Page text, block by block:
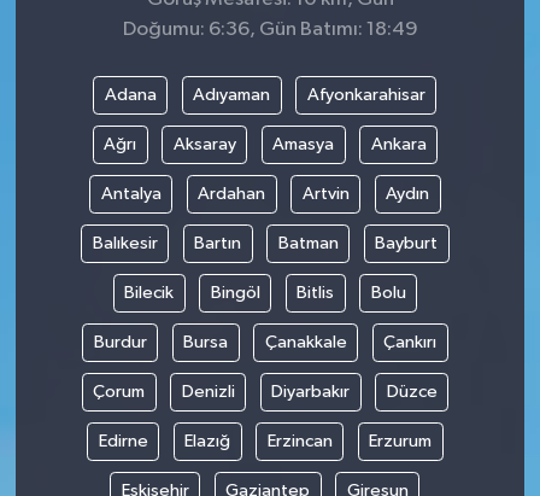
Doğumu: 6:36, Gün Batımı: 18:49
Adana Adıyaman Afyonkarahisar
Ağrı Aksaray Amasya Ankara
Antalya Ardahan Artvin Aydın
Balıkesir Bartın Batman Bayburt
Bilecik Bingöl Bitlis Bolu
Burdur Bursa Çanakkale Çankırı
Çorum Denizli Diyarbakır Düzce
Edirne Elazığ Erzincan Erzurum
Eskişehir Gaziantep Giresun